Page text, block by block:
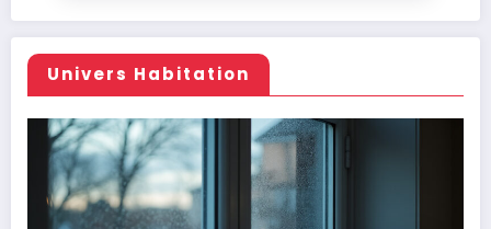
Univers Habitation